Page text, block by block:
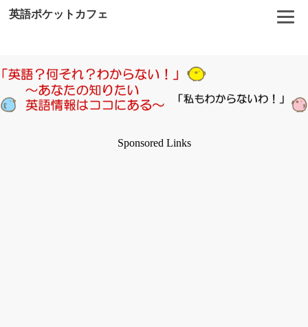
英語ポケットカフェ
Sponsored Links